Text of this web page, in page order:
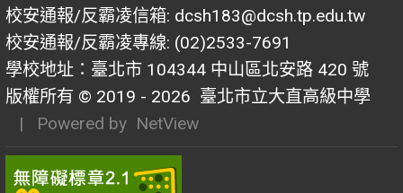
校安通報/反霸凌信箱: dcsh183@dcsh.tp.edu.tw
校安通報/反霸凌專線: (02)2533-7691
學校地址：臺北市 104344 中山區北安路 420 號
版權所有 © 2019 - 2026 臺北市立大直高級中學
| Powered by NetView